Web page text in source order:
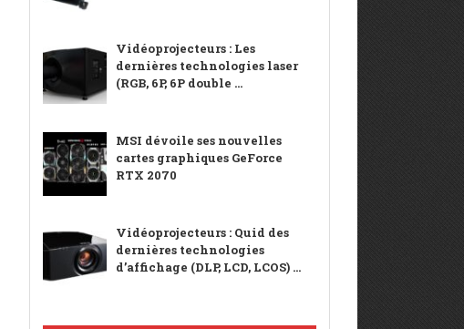
Vidéoprojecteurs : Les
dernières technologies laser
(RGB, 6P, 6P double ...
MSI dévoile ses nouvelles
cartes graphiques GeForce
RTX 2070
Vidéoprojecteurs : Quid des
dernières technologies
d’affichage (DLP, LCD, LCOS) ...